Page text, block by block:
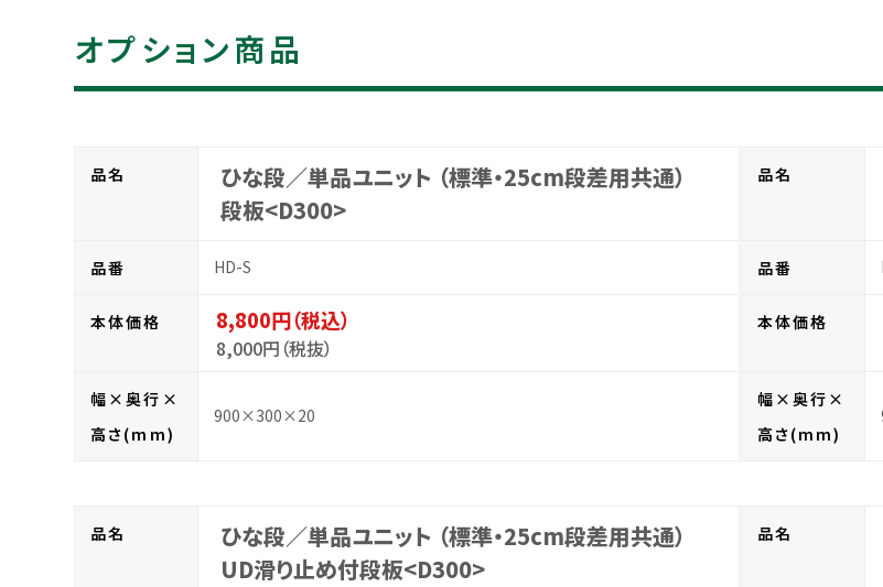
オプション商品
品名
ひな段／単品ユニット （標準・25cm段差用共通）
段板<D300>
品番 HD-S
本体価格 8,800円（税込）
8,000円（税抜）
幅×奥行×
高さ(mm)
900×300×20
品名
品番
本体価格
幅×奥行×
高さ(mm)
品名
ひな段／単品ユニット （標準・25cm段差用共通）
UD滑り止め付段板<D300>
品名